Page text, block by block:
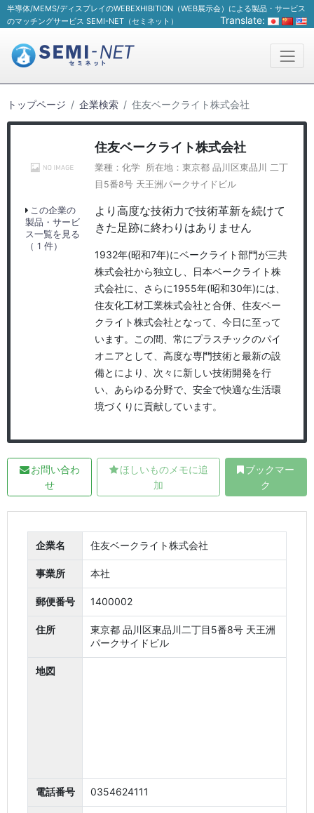
半導体/MEMS/ディスプレイのWEBEXHIBITION（WEB展示会）による製品・サービス
のマッチングサービス SEMI-NET（セミネット）
Translate:
トップページ 企業検索 住友ベークライト株式会社
この企業の
製品・サービ
ス一覧を見る
（ 1 件）
住友ベークライト株式会社
業種：化学 所在地：東京都 品川区東品川 二丁
目5番8号 天王洲パークサイドビル
より高度な技術力で技術革新を続けて
きた足跡に終わりはありません
1932年(昭和7年)にベークライト部門が三共
株式会社から独立し、日本ベークライト株
式会社に、さらに1955年(昭和30年)には、
住友化工材工業株式会社と合併、住友ベー
クライト株式会社となって、今日に至って
います。この間、常にプラスチックのパイ
オニアとして、高度な専門技術と最新の設
備とにより、次々に新しい技術開発を行
い、あらゆる分野で、安全で快適な生活環
境づくりに貢献しています。
お問い合わ
せ
ほしいものメモに追
加
ブックマー
ク
企業名 住友ベークライト株式会社
事業所 本社
郵便番号 1400002
住所
東京都 品川区東品川二丁目5番8号 天王洲
パークサイドビル
地図
電話番号 0354624111